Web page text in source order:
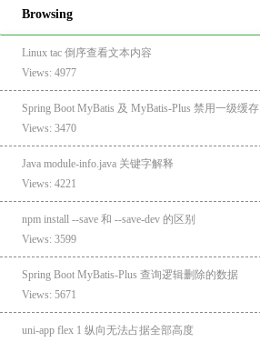
Browsing
Linux tac 倒序查看文本内容
Views: 4977
Spring Boot MyBatis 及 MyBatis-Plus 禁用一级缓存
Views: 3470
Java module-info.java 关键字解释
Views: 4221
npm install --save 和 --save-dev 的区别
Views: 3599
Spring Boot MyBatis-Plus 查询逻辑删除的数据
Views: 5671
uni-app flex 1 纵向无法占据全部高度